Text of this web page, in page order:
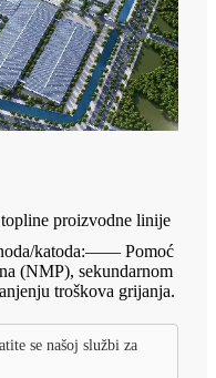
proizvodne linije
katoda:—— Pomoć
(NMP), sekundarnom
troškova grijanja.
se našoj službi za